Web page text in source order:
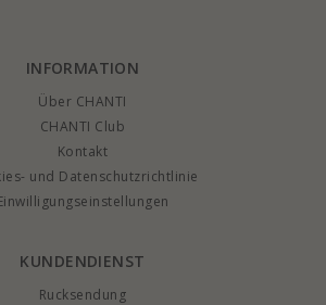
INFORMATION
Über CHANTI
CHANTI Club
Kontakt
und Datenschutzrichtlinie
KUNDENDIENST
Rucksendung